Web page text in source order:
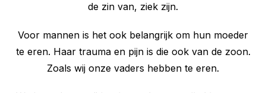
de zin van, ziek zijn.
Voor mannen is het ook belangrijk om hun moeder
te eren. Haar trauma en pijn is die ook van de zoon.
Zoals wij onze vaders hebben te eren.